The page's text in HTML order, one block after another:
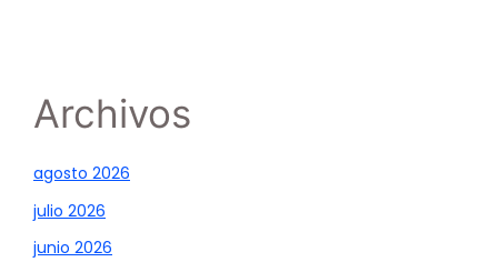
Archivos
agosto 2026
julio 2026
junio 2026